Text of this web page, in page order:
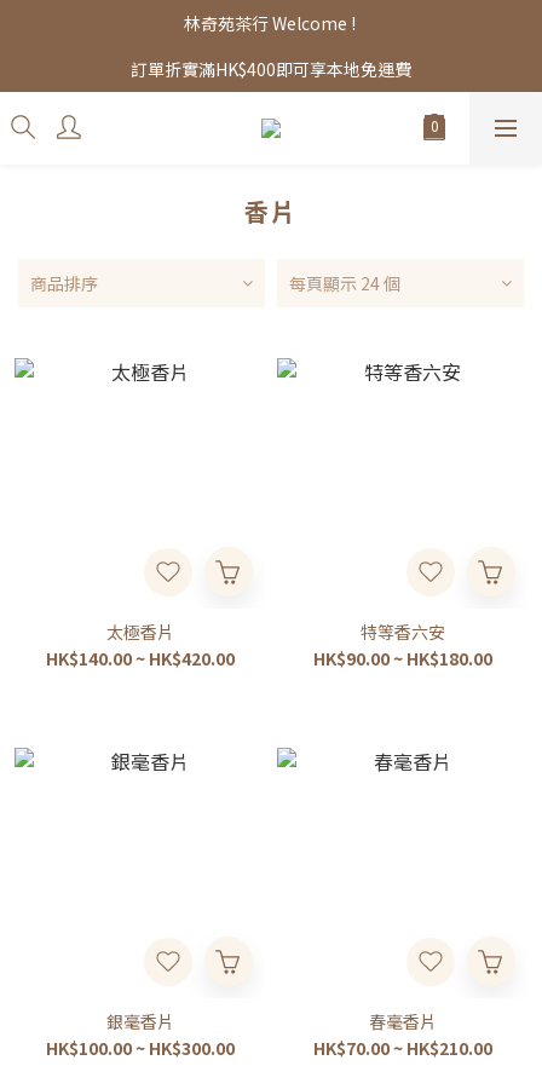
林奇苑茶行 Welcome !
訂單折實滿HK$400即可享本地免運費
香片
商品排序 每頁顯示 24 個
太極香片
HK$140.00 ~ HK$420.00
特等香六安
HK$90.00 ~ HK$180.00
銀毫香片
HK$100.00 ~ HK$300.00
春毫香片
HK$70.00 ~ HK$210.00